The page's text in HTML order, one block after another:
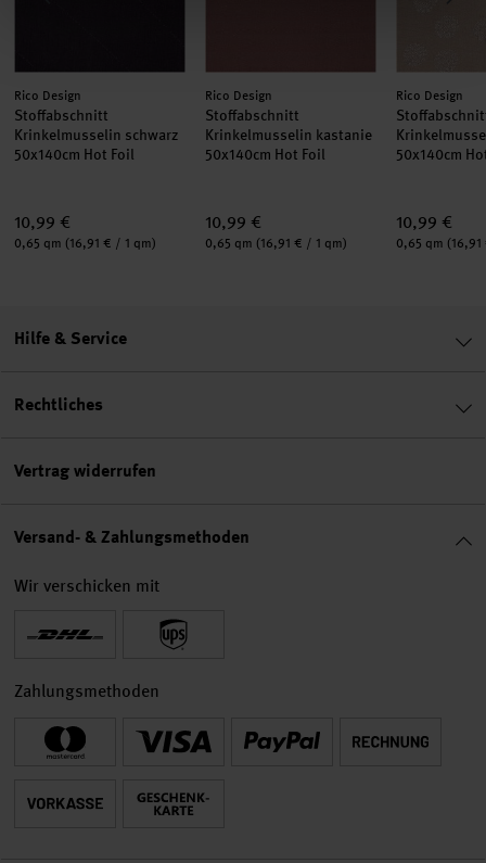
Hersteller:
Rico Design
Stoffabschnitt
Krinkelmusselin schwarz
50x140cm Hot Foil
10,99 €
Inhalt:
0,65 qm (16,91 € / 1 qm)
Hersteller:
Rico Design
Stoffabschnitt
Krinkelmusselin kastanie
50x140cm Hot Foil
10,99 €
Inhalt:
0,65 qm (16,91 € / 1 qm)
Hersteller:
Rico Design
50x140cm
10,99 €
Inhalt:
0,65 qm
Hilfe & Service
Rechtliches
Vertrag widerrufen
Versand- & Zahlungsmethoden
Wir verschicken mit
Zahlungsmethoden